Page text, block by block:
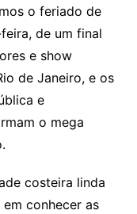
o feriado de
de um final
e show
de Janeiro, e os
e
o mega
costeira linda
conhecer as